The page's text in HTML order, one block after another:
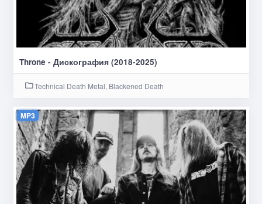
Throne - Дискография (2018-2025)
Technical Death Metal, Blackened Death
MP3